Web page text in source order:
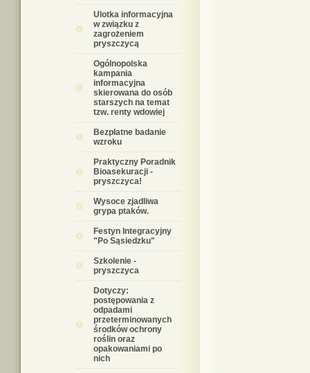
Ulotka informacyjna
w związku z
zagrożeniem
pryszczycą
Ogólnopolska
kampania
informacyjna
skierowana do osób
starszych na temat
tzw. renty wdowiej
Bezpłatne badanie
wzroku
Praktyczny Poradnik
Bioasekuracji -
pryszczyca!
Wysoce zjadliwa
grypa ptaków.
Festyn Integracyjny
"Po Sąsiedzku"
Szkolenie -
pryszczyca
Dotyczy:
postępowania z
odpadami
przeterminowanych
środków ochrony
roślin oraz
opakowaniami po
nich